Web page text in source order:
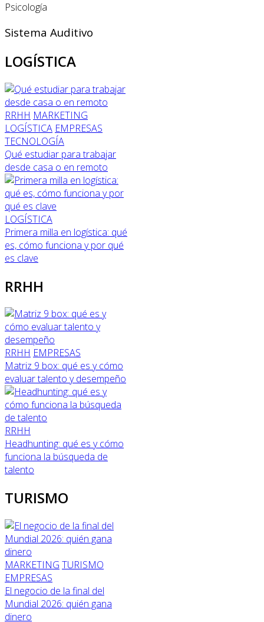
Psicología
Sistema Auditivo
LOGÍSTICA
RRHH MARKETING
LOGÍSTICA EMPRESAS
TECNOLOGÍA
Qué estudiar para trabajar
desde casa o en remoto
LOGÍSTICA
Primera milla en logística: qué
es, cómo funciona y por qué
es clave
RRHH
RRHH EMPRESAS
Matriz 9 box: qué es y cómo
evaluar talento y desempeño
RRHH
Headhunting: qué es y cómo
funciona la búsqueda de
talento
TURISMO
MARKETING TURISMO
EMPRESAS
El negocio de la final del
Mundial 2026: quién gana
dinero